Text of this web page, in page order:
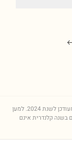
לשנת2024. למען
שמות שהופיעו פחות מ-5 פעמים בשנה קלנדרית אינם